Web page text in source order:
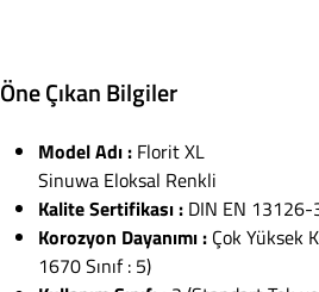
Öne Çıkan Bilgiler
Model Adı : Florit XL
Sinuwa Eloksal Renkli
Kalite Sertifikası : DIN EN
Korozyon Dayanımı : Çok Yüksek
1670 Sınıf : 5)